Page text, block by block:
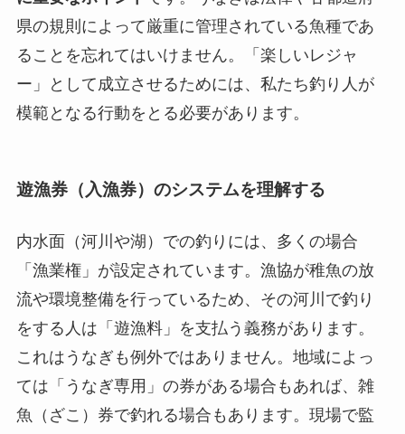
県の規則によって厳重に管理されている魚種であ
ることを忘れてはいけません。「楽しいレジャ
ー」として成立させるためには、私たち釣り人が
模範となる行動をとる必要があります。
遊漁券（入漁券）のシステムを理解する
内水面（河川や湖）での釣りには、多くの場合
「漁業権」が設定されています。漁協が稚魚の放
流や環境整備を行っているため、その河川で釣り
をする人は「遊漁料」を支払う義務があります。
これはうなぎも例外ではありません。地域によっ
ては「うなぎ専用」の券がある場合もあれば、雑
魚（ざこ）券で釣れる場合もあります。現場で監